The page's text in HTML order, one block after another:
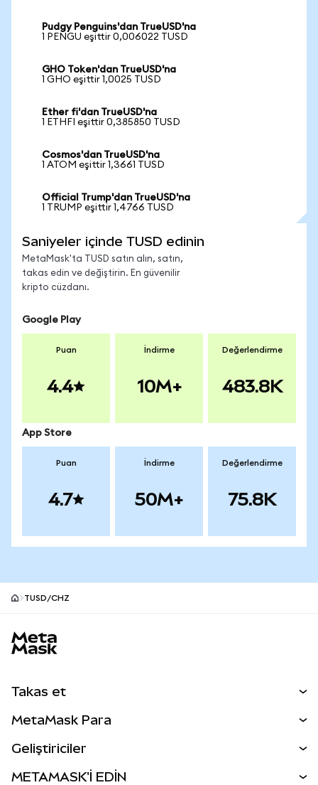
Pudgy Penguins'dan TrueUSD'na
1 PENGU eşittir 0,006022 TUSD
GHO Token'dan TrueUSD'na
1 GHO eşittir 1,0025 TUSD
Ether fi'dan TrueUSD'na
1 ETHFI eşittir 0,385850 TUSD
Cosmos'dan TrueUSD'na
1 ATOM eşittir 1,3661 TUSD
Official Trump'dan TrueUSD'na
1 TRUMP eşittir 1,4766 TUSD
Saniyeler içinde TUSD edinin
MetaMask'ta TUSD satın alın, satın,
takas edin ve değiştirin. En güvenilir
kripto cüzdanı.
Google Play
Puan
4.4
İndirme
10M+
Değerlendirme
483.8K
App Store
Puan
4.7
İndirme
50M+
Değerlendirme
75.8K
TUSD/CHZ
Takas et
Perps
MetaMask Para
Geliştiriciler
METAMASK'İ EDİN